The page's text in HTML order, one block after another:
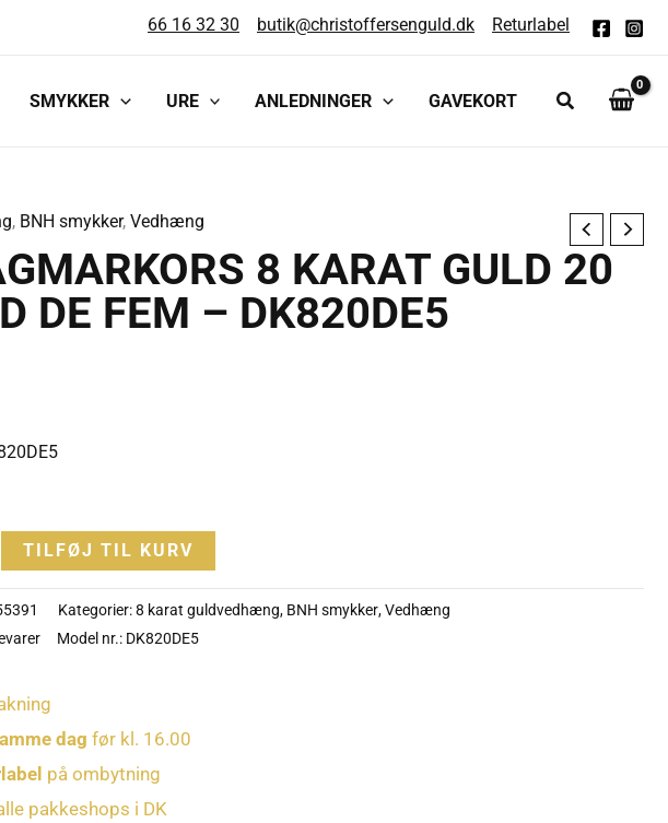
66 16 32 30 butik@christoffersenguld.dk Returlabel
SMYKKER URE ANLEDNINGER GAVEKORT
, BNH smykker, Vedhæng
8 KARAT GULD 20
DE FEM – DK820DE5
TILFØJ TIL KURV
Kategorier:8 karat guldvedhæng, BNH smykker,Vedhæng
Model nr.: DK820DE5
dag før kl. 16.00
på ombytning
pakkeshops i DK